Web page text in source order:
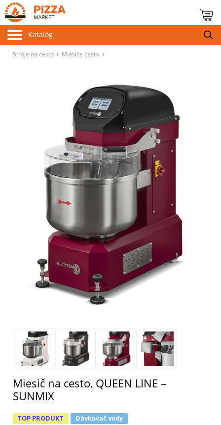
Katalóg
Stroje na cesto Miesiče cesta
Miesič na cesto, QUEEN LINE –
SUNMIX
TOP PRODUKT Dávkovač vody